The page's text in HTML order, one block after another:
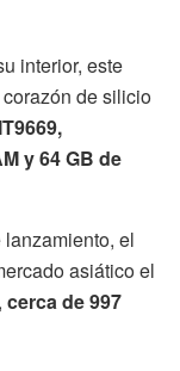
interior, este
de silicio
y 64 GB de
el
asiático el
cerca de 997